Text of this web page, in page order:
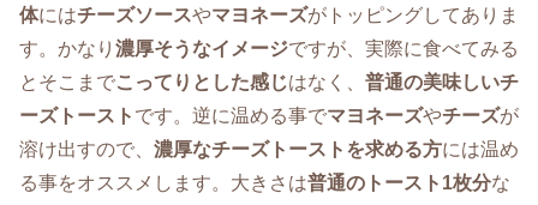
体にはチーズソースやマヨネーズがトッピングしてありま
す。かなり 濃厚そうなイメージですが、実際に食べてみる
とそこまでこってりとした感じはなく、 普通の美味しいチ
ーズトースト です。逆に温める事でマヨネーズやチーズが
溶け出すので、 濃厚なチーズトーストを求める方には温め
る事をオススメします。大きさは普通のトースト1枚分な